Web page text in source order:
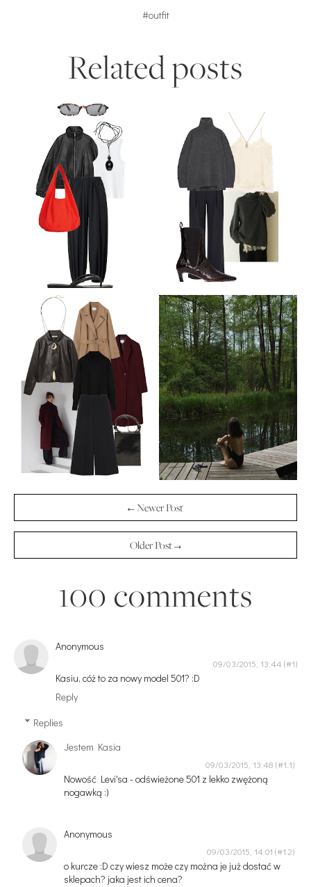
#outfit
Related posts
← Newer Post
Older Post →
100 comments
Anonymous
09/03/2015, 13:44
Kasiu, cóż to za nowy model 501? :D
Reply
Replies
Jestem Kasia
09/03/2015, 13:48
Nowość Levi'sa - odświeżone 501 z lekko zwężoną
nogawką :)
Anonymous
09/03/2015, 14:01
o kurcze :D czy wiesz może czy można je już dostać w
sklepach? jaka jest ich cena?